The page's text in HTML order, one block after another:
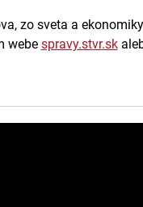
zo sveta a
webe spravy.stvr.sk